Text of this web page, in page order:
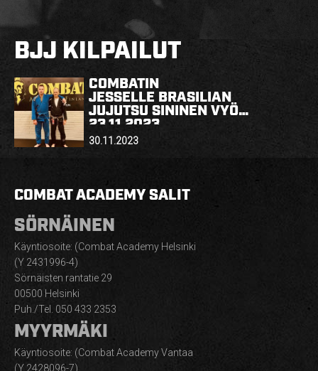
HARJOITUSAJAT
HARJOITUSMAKSUT
YRITYSKURSSIT – YKSITYISTUNNIT
VERKKOKAUPPA
FI
BJJ KILPAILUT
COMBATIN
JESSELLE BRASILIAN
JUJUTSU SININEN VYÖ
23.11.2023
30.11.2023
COMBAT ACADEMY SALIT
SÖRNÄINEN
Käyntiosoite: (Combat Academy Helsinki
(Y 2431996-4)
Sörnäisten rantatie 29
00500 Helsinki
Puh./Tel. 050 433 2353
MYYRMÄKI
Käyntiosoite: (Combat Academy Vantaa
(Y 2428096-7)